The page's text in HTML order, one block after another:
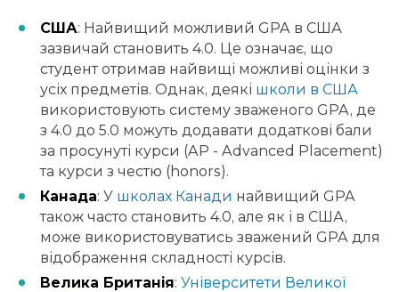
США: Найвищий можливий GPA в США
зазвичай становить 4.0. Це означає, що
студент отримав найвищі можливі оцінки з
усіх предметів. Однак, деякі школи в США
використовують систему зваженого GPA, де
з 4.0 до 5.0 можуть додавати додаткові бали
за просунуті курси (AP - Advanced Placement)
та курси з честю (honors).
Канада: У школах Канади найвищий GPA
також часто становить 4.0, але як і в США,
може використовуватись зважений GPA для
відображення складності курсів.
Велика Британія: Університети Великої